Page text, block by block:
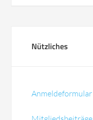
Nützliches
Anmeldeformular